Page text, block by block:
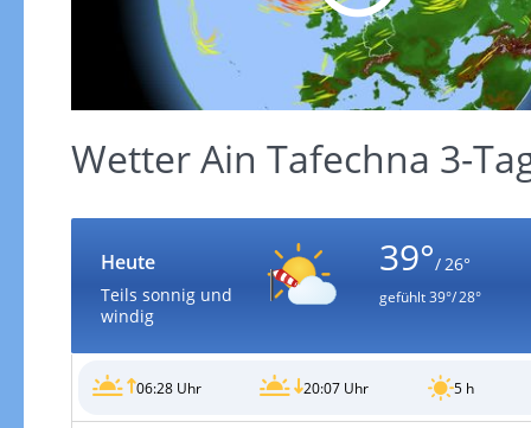
Wetter Ain Tafechna 3-
Heute
Teils sonnig und
windig
39°/ 26°
gefühlt39°/ 28°
06:28 Uhr 20:07 Uhr 5 h